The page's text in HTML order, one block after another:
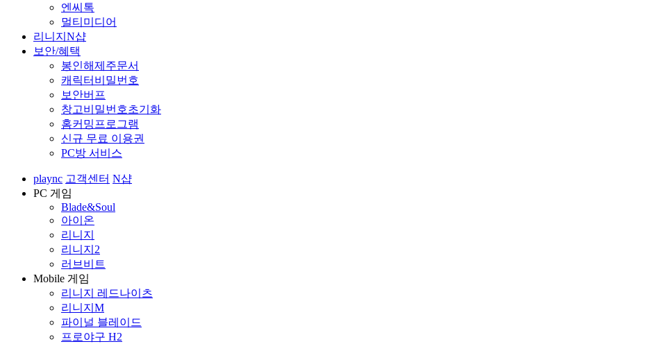
엔씨톡
멀티미디어
리니지N샵
보안/혜택
봉인해제주문서
캐릭터비밀번호
보안버프
창고비밀번호초기화
홈커밍프로그램
신규 무료 이용권
PC방 서비스
plaync 고객센터 N샵
PC 게임
Blade&Soul
아이온
리니지
리니지2
러브비트
Mobile 게임
리니지 레드나이츠
리니지M
파이널 블레이드
프로야구 H2